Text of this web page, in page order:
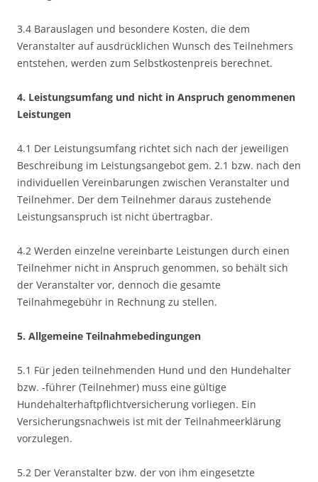
3.4 Barauslagen und besondere Kosten, die dem
Veranstalter auf ausdrücklichen Wunsch des Teilnehmers
entstehen, werden zum Selbstkostenpreis berechnet.
4. Leistungsumfang und nicht in Anspruch genommenen
Leistungen
4.1 Der Leistungsumfang richtet sich nach der jeweiligen
Beschreibung im Leistungsangebot gem. 2.1 bzw. nach den
individuellen Vereinbarungen zwischen Veranstalter und
Teilnehmer. Der dem Teilnehmer daraus zustehende
Leistungsanspruch ist nicht übertragbar.
4.2 Werden einzelne vereinbarte Leistungen durch einen
Teilnehmer nicht in Anspruch genommen, so behält sich
der Veranstalter vor, dennoch die gesamte
Teilnahmegebühr in Rechnung zu stellen.
5. Allgemeine Teilnahmebedingungen
5.1 Für jeden teilnehmenden Hund und den Hundehalter
bzw. -führer (Teilnehmer) muss eine gültige
Hundehalterhaftpflichtversicherung vorliegen. Ein
Versicherungsnachweis ist mit der Teilnahmeerklärung
vorzulegen.
5.2 Der Veranstalter bzw. der von ihm eingesetzte